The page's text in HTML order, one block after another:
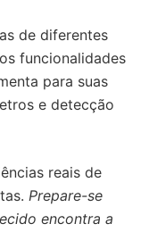
de diferentes
funcionalidades
para suas
e detecção
reais de
Prepare-se
encontra a